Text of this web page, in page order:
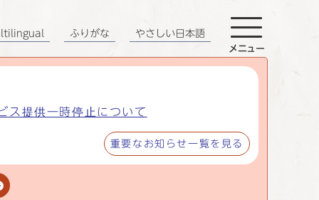
ス提供一時停止について
重要なお知らせ一覧を見る
ふりがな やさしい日本語
メニュー